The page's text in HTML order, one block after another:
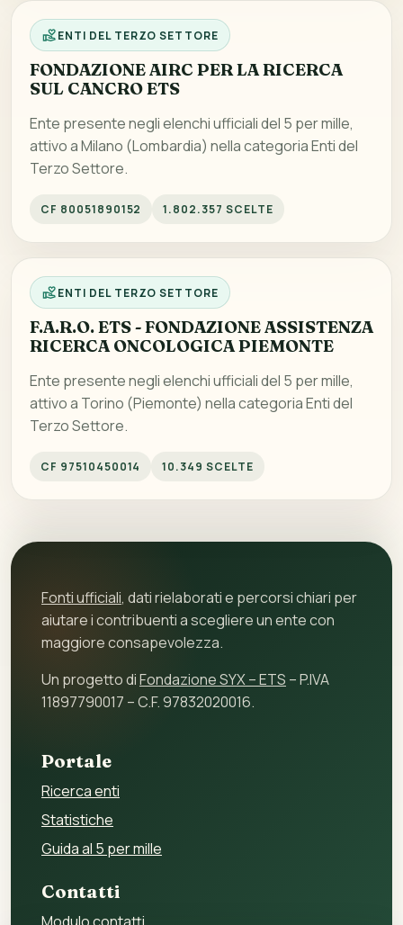
ENTI DEL TERZO SETTORE
FONDAZIONE AIRC PER LA RICERCA
SUL CANCRO ETS
Ente presente negli elenchi ufficiali del 5 per mille,
attivo a Milano (Lombardia) nella categoria Enti del
Terzo Settore.
CF 80051890152 1.802.357 SCELTE
ENTI DEL TERZO SETTORE
F.A.R.O. ETS - FONDAZIONE ASSISTENZA
RICERCA ONCOLOGICA PIEMONTE
Ente presente negli elenchi ufficiali del 5 per mille,
attivo a Torino (Piemonte) nella categoria Enti del
Terzo Settore.
CF 97510450014 10.349 SCELTE
Fonti ufficiali, dati rielaborati e percorsi chiari per
aiutare i contribuenti a scegliere un ente con
maggiore consapevolezza.
Un progetto diFondazione SYX – ETS – P.IVA
11897790017 – C.F. 97832020016.
Portale
Ricerca enti
Statistiche
Guida al 5 per mille
Contatti